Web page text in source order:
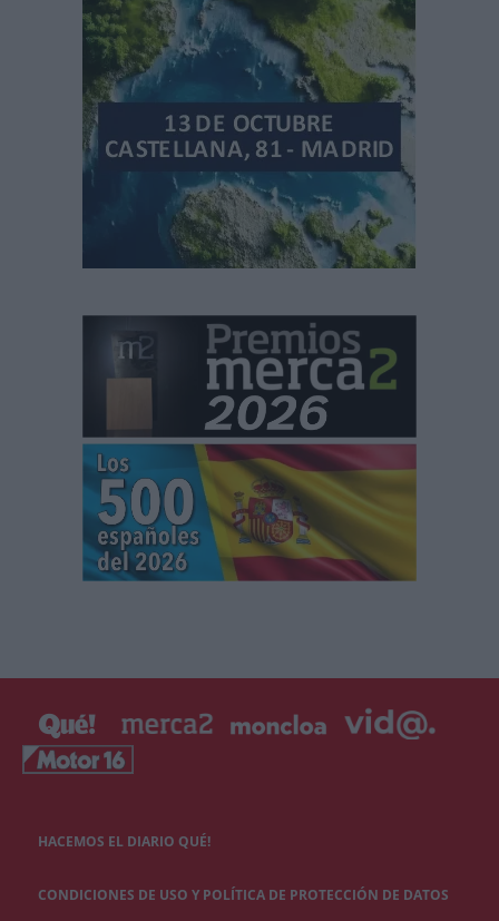
HACEMOS EL DIARIO QUÉ!
CONDICIONES DE USO Y POLÍTICA DE PROTECCIÓN DE DATOS